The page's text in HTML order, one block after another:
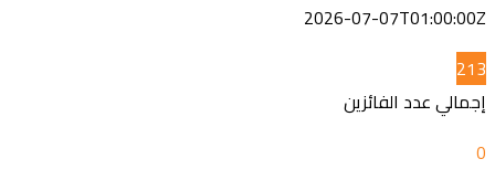
2026-07-07T01:00:00Z
213
إجمالي عدد الفائزين
0